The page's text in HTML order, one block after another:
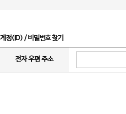
계정(ID) / 비밀번호 찾기
전자 우편 주소